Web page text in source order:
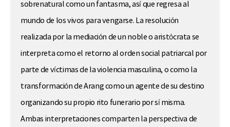
sobrenatural como un fantasma, así que regresa al
mundo de los vivos para vengarse. La resolución
realizada por la mediación de un noble o aristócrata se
interpreta como el retorno al orden social patriarcal por
parte de víctimas de la violencia masculina, o como la
transformación de Arang como un agente de su destino
organizando su propio rito funerario por sí misma.
Ambas interpretaciones comparten la perspectiva de